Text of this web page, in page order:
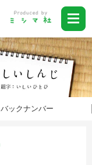
バックナンバー